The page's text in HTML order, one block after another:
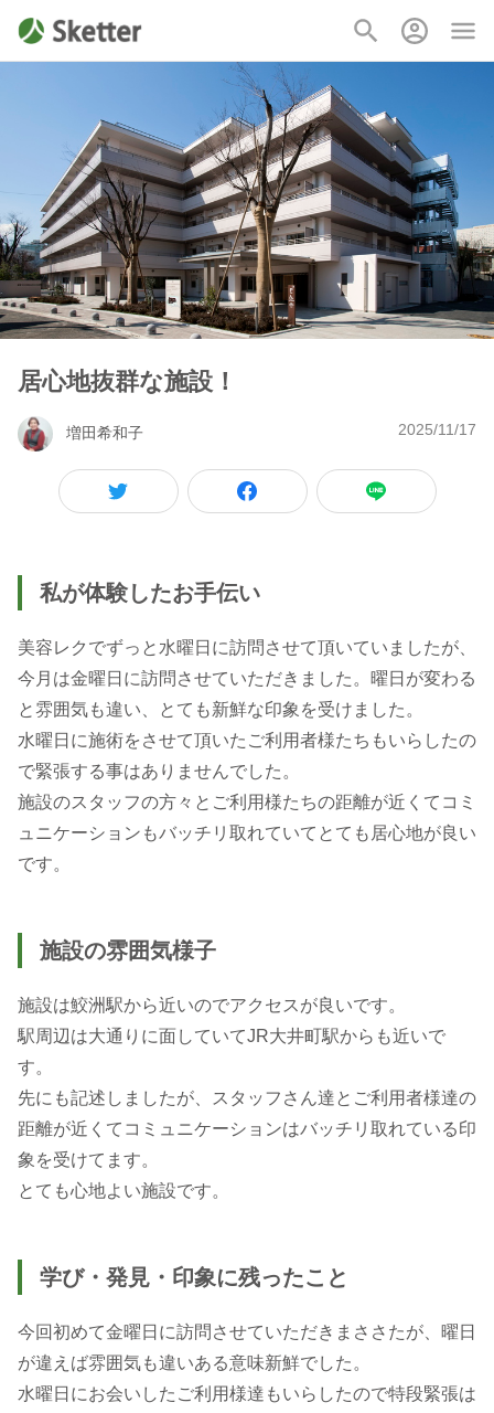
居心地抜群な施設！
増田希和子 2025/11/17
私が体験したお手伝い
美容レクでずっと水曜日に訪問させて頂いていましたが、
今月は金曜日に訪問させていただきました。曜日が変わる
と雰囲気も違い、とても新鮮な印象を受けました。
水曜日に施術をさせて頂いたご利用者様たちもいらしたの
で緊張する事はありませんでした。
施設のスタッフの方々とご利用様たちの距離が近くてコミ
ュニケーションもバッチリ取れていてとても居心地が良い
です。
施設の雰囲気様子
施設は鮫洲駅から近いのでアクセスが良いです。
駅周辺は大通りに面していてJR大井町駅からも近いで
す。
先にも記述しましたが、スタッフさん達とご利用者様達の
距離が近くてコミュニケーションはバッチリ取れている印
象を受けてます。
とても心地よい施設です。
学び・発見・印象に残ったこと
今回初めて金曜日に訪問させていただきまささたが、曜日
が違えば雰囲気も違いある意味新鮮でした。
水曜日にお会いしたご利用様達もいらしたので特段緊張は